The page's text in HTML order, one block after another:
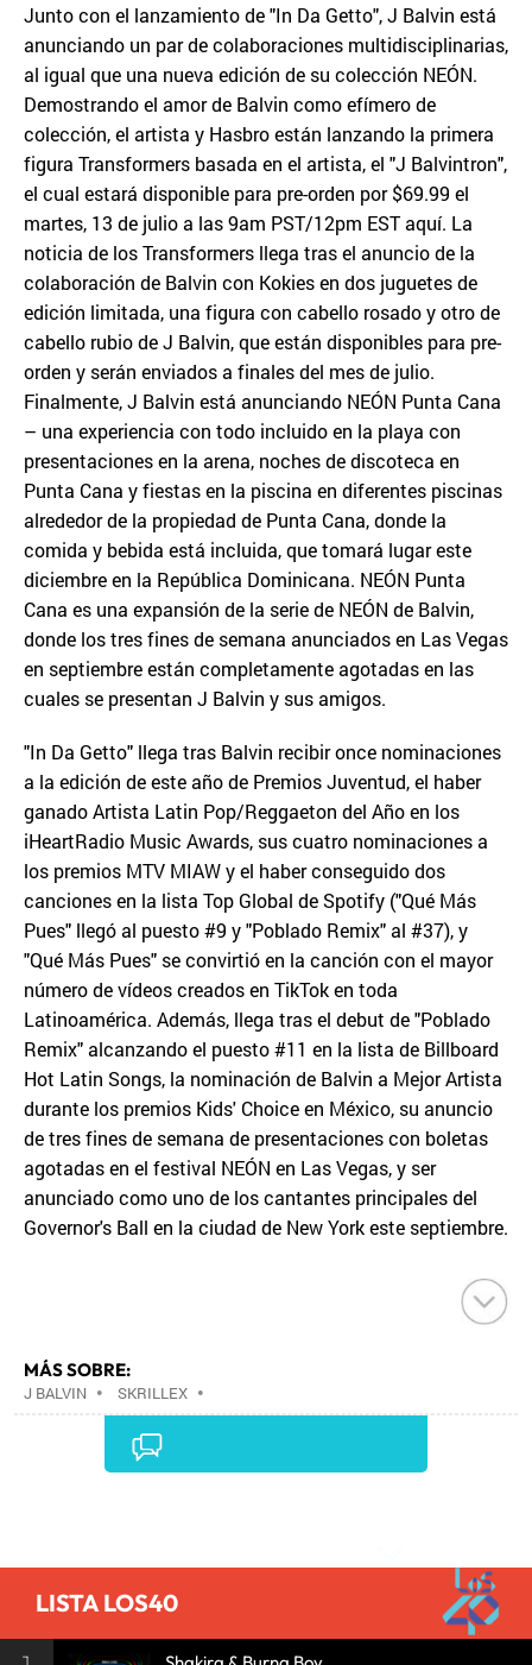
Junto con el lanzamiento de "In Da Getto", J Balvin está
anunciando un par de colaboraciones multidisciplinarias,
al igual que una nueva edición de su colección NEÓN.
Demostrando el amor de Balvin como efímero de
colección, el artista y Hasbro están lanzando la primera
figura Transformers basada en el artista, el "J Balvintron",
el cual estará disponible para pre-orden por $69.99 el
martes, 13 de julio a las 9am PST/12pm EST aquí. La
noticia de los Transformers llega tras el anuncio de la
colaboración de Balvin con Kokies en dos juguetes de
edición limitada, una figura con cabello rosado y otro de
cabello rubio de J Balvin, que están disponibles para pre-
orden y serán enviados a finales del mes de julio.
Finalmente, J Balvin está anunciando NEÓN Punta Cana
– una experiencia con todo incluido en la playa con
presentaciones en la arena, noches de discoteca en
Punta Cana y fiestas en la piscina en diferentes piscinas
alrededor de la propiedad de Punta Cana, donde la
comida y bebida está incluida, que tomará lugar este
diciembre en la República Dominicana. NEÓN Punta
Cana es una expansión de la serie de NEÓN de Balvin,
donde los tres fines de semana anunciados en Las Vegas
en septiembre están completamente agotadas en las
cuales se presentan J Balvin y sus amigos.
"In Da Getto" llega tras Balvin recibir once nominaciones
a la edición de este año de Premios Juventud, el haber
ganado Artista Latin Pop/Reggaeton del Año en los
iHeartRadio Music Awards, sus cuatro nominaciones a
los premios MTV MIAW y el haber conseguido dos
canciones en la lista Top Global de Spotify ("Qué Más
Pues" llegó al puesto #9 y "Poblado Remix" al #37), y
"Qué Más Pues" se convirtió en la canción con el mayor
número de vídeos creados en TikTok en toda
Latinoamérica. Además, llega tras el debut de "Poblado
Remix" alcanzando el puesto #11 en la lista de Billboard
Hot Latin Songs, la nominación de Balvin a Mejor Artista
durante los premios Kids' Choice en México, su anuncio
de tres fines de semana de presentaciones con boletas
agotadas en el festival NEÓN en Las Vegas, y ser
anunciado como uno de los cantantes principales del
Governor's Ball en la ciudad de New York este septiembre.
MÁS SOBRE:
J BALVIN • SKRILLEX •
LISTA LOS40